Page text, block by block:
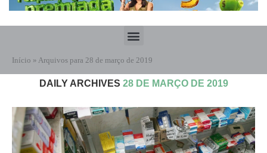
Início » Arquivos para 28 de março de 2019
DAILY ARCHIVES 28 DE MARÇO DE 2019